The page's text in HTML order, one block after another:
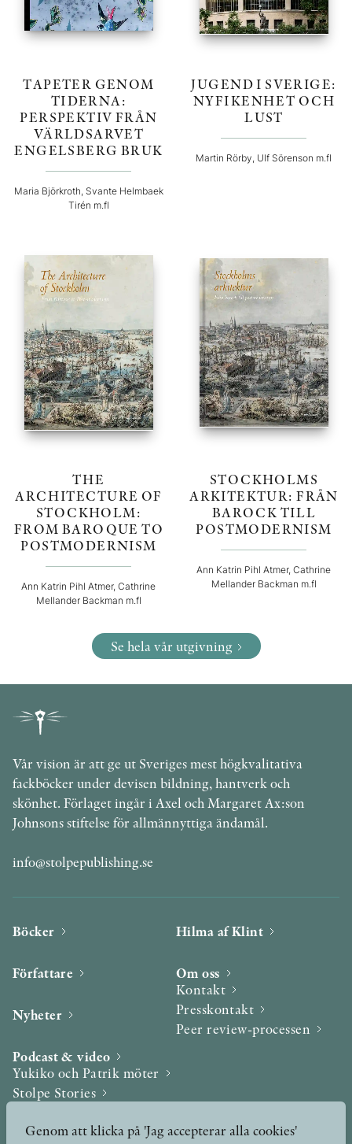
TAPETER GENOM
TIDERNA:
PERSPEKTIV FRÅN
VÄRLDSARVET
ENGELSBERG BRUK
Maria Björkroth, Svante Helmbaek
Tirén m.fl
JUGEND I SVERIGE:
NYFIKENHET OCH
LUST
Martin Rörby, Ulf Sörenson m.fl
THE
ARCHITECTURE OF
STOCKHOLM:
FROM BAROQUE TO
POSTMODERNISM
Ann Katrin Pihl Atmer, Cathrine
Mellander Backman m.fl
STOCKHOLMS
ARKITEKTUR: FRÅN
BAROCK TILL
POSTMODERNISM
Ann Katrin Pihl Atmer, Cathrine
Mellander Backman m.fl
Se hela vår utgivning
Vår vision är att ge ut Sveriges mest högkvalitativa
fackböcker under devisen bildning, hantverk och
skönhet. Förlaget ingår i Axel och Margaret Ax:son
Johnsons stiftelse för allmännyttiga ändamål.
info@stolpepublishing.se
Böcker
Författare
Nyheter
Podcast & video
Yukiko och Patrik möter
Stolpe Stories
Hilma af Klint
Om oss
Kontakt
Presskontakt
Peer review-processen
Genom att klicka på 'Jag accepterar alla cookies'